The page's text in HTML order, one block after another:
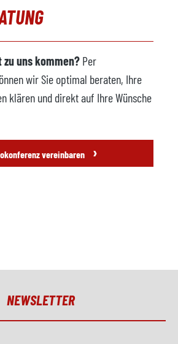
uns kommen? Per
wir Sie optimal beraten, Ihre
klären und direkt auf Ihre Wünsche
vereinbaren ›
NEWSLETTER